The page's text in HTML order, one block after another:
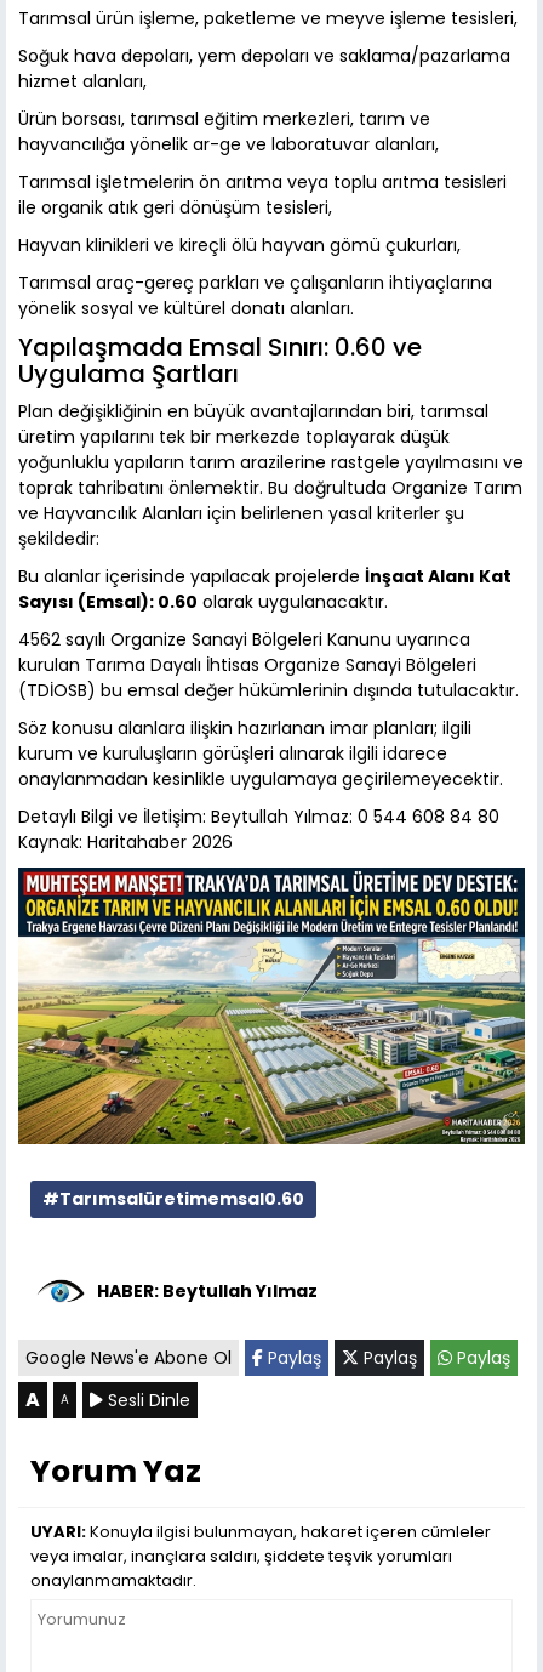
Tarımsal ürün işleme, paketleme ve meyve işleme tesisleri,
Soğuk hava depoları, yem depoları ve saklama/pazarlama
hizmet alanları,
Ürün borsası, tarımsal eğitim merkezleri, tarım ve
hayvancılığa yönelik ar-ge ve laboratuvar alanları,
Tarımsal işletmelerin ön arıtma veya toplu arıtma tesisleri
ile organik atık geri dönüşüm tesisleri,
Hayvan klinikleri ve kireçli ölü hayvan gömü çukurları,
Tarımsal araç-gereç parkları ve çalışanların ihtiyaçlarına
yönelik sosyal ve kültürel donatı alanları.
Yapılaşmada Emsal Sınırı: 0.60 ve
Uygulama Şartları
Plan değişikliğinin en büyük avantajlarından biri, tarımsal
üretim yapılarını tek bir merkezde toplayarak düşük
yoğunluklu yapıların tarım arazilerine rastgele yayılmasını ve
toprak tahribatını önlemektir. Bu doğrultuda Organize Tarım
ve Hayvancılık Alanları için belirlenen yasal kriterler şu
şekildedir:
Bu alanlar içerisinde yapılacak projelerde İnşaat Alanı Kat
Sayısı (Emsal): 0.60 olarak uygulanacaktır.
4562 sayılı Organize Sanayi Bölgeleri Kanunu uyarınca
kurulan Tarıma Dayalı İhtisas Organize Sanayi Bölgeleri
(TDİOSB) bu emsal değer hükümlerinin dışında tutulacaktır.
Söz konusu alanlara ilişkin hazırlanan imar planları; ilgili
kurum ve kuruluşların görüşleri alınarak ilgili idarece
onaylanmadan kesinlikle uygulamaya geçirilemeyecektir.
Detaylı Bilgi ve İletişim: Beytullah Yılmaz: 0 544 608 84 80
Kaynak: Haritahaber 2026
#Tarımsalüretimemsal0.60
HABER: Beytullah Yılmaz
Google News'e Abone Ol Paylaş Paylaş Paylaş
A A Sesli Dinle
Yorum Yaz
UYARI:Konuyla ilgisi bulunmayan, hakaret içeren cümleler
veya imalar, inançlara saldırı, şiddete teşvik yorumları
onaylanmamaktadır.